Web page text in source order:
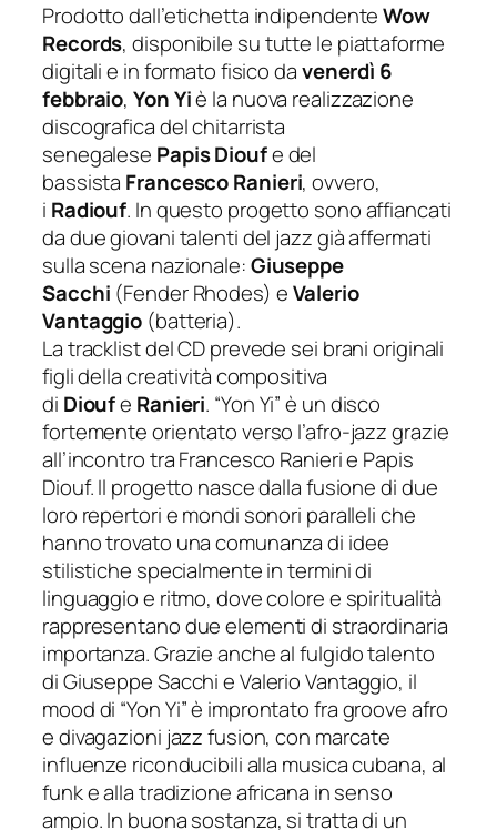
Prodotto dall’etichetta indipendenteWow
Records, disponibile su tutte le piattaforme
digitali e in formato fisico davenerdì 6
febbraio,Yon Yiè la nuova realizzazione
discografica del chitarrista
senegalese Papis Dioufe del
bassista Francesco Ranieri, ovvero,
i Radiouf. In questo progetto sono affiancati
da due giovani talenti del jazz già affermati
sulla scena nazionale:Giuseppe
Sacchi (Fender Rhodes) eValerio
Vantaggio (batteria).
La tracklist del CD prevede sei brani originali
figli della creatività compositiva
di Dioufe Ranieri. “Yon Yi” è un disco
fortemente orientato verso l’afro-jazz grazie
all’incontro tra Francesco Ranieri e Papis
Diouf. Il progetto nasce dalla fusione di due
loro repertori e mondi sonori paralleli che
hanno trovato una comunanza di idee
stilistiche specialmente in termini di
linguaggio e ritmo, dove colore e spiritualità
rappresentano due elementi di straordinaria
importanza. Grazie anche al fulgido talento
di Giuseppe Sacchi e Valerio Vantaggio, il
mood di “Yon Yi” è improntato fra groove afro
e divagazioni jazz fusion, con marcate
influenze riconducibili alla musica cubana, al
funk e alla tradizione africana in senso
ampio. In buona sostanza, si tratta di un